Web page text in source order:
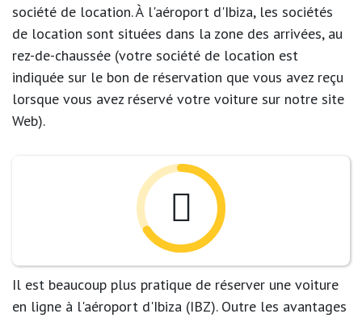
société de location. À l'aéroport d'Ibiza, les sociétés
de location sont situées dans la zone des arrivées, au
rez-de-chaussée (votre société de location est
indiquée sur le bon de réservation que vous avez reçu
lorsque vous avez réservé votre voiture sur notre site
Web).
Il est beaucoup plus pratique de réserver une voiture
en ligne à l'aéroport d'Ibiza (IBZ). Outre les avantages